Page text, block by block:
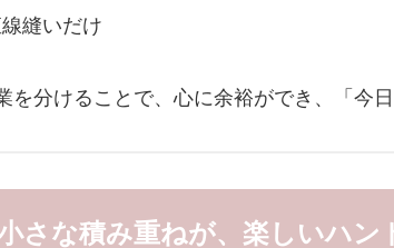
縫いだけ
を分けることで、心に余裕ができ、「今
さな積み重ねが、楽しいハン